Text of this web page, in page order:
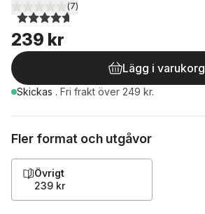
4,7utav 5 stjärnor. Totalt antal röster:
(7)
239 kr
Lägg i varukorg
Skickas . Fri frakt över 249 kr.
Fler format och utgåvor
Övrigt
239 kr